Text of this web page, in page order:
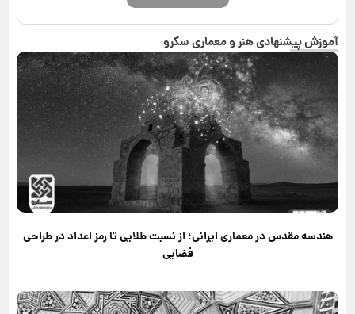
آموزش پیشنهادی هنر و معماری سکرو
هندسه مقدس در معماری ایرانی؛ از نسبت طلایی تا رمز اعداد در طراحی
فضایی